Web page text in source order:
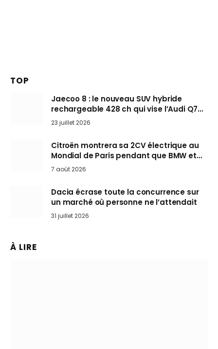
TOP
Jaecoo 8 : le nouveau SUV hybride
rechargeable 428 ch qui vise l’Audi Q7
arrive en Europe cet automne
23 juillet 2026
Citroën montrera sa 2CV électrique au
Mondial de Paris pendant que BMW et
Mini désertent le salon
7 août 2026
Dacia écrase toute la concurrence sur
un marché où personne ne l’attendait
31 juillet 2026
À LIRE